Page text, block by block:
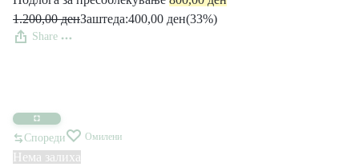
1.200,00денЗаштеда:400,00 ден(33%)
Share
Спореди Омилени
Нема залиха